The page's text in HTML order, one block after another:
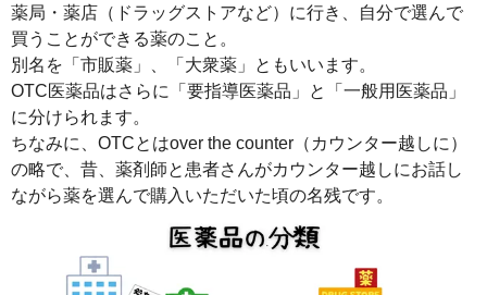
薬局・薬店（ドラッグストアなど）に行き、自分で選んで
買うことができる薬のこと。
別名を「市販薬」、「大衆薬」ともいいます。
OTC医薬品はさらに「要指導医薬品」と「一般用医薬品」
に分けられます。
ちなみに、OTCとはover the counter（カウンター越しに）
の略で、昔、薬剤師と患者さんがカウンター越しにお話し
ながら薬を選んで購入いただいた頃の名残です。